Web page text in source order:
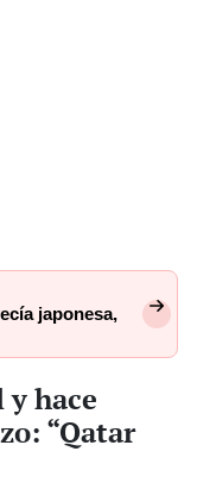
japonesa,
hace
“Qatar